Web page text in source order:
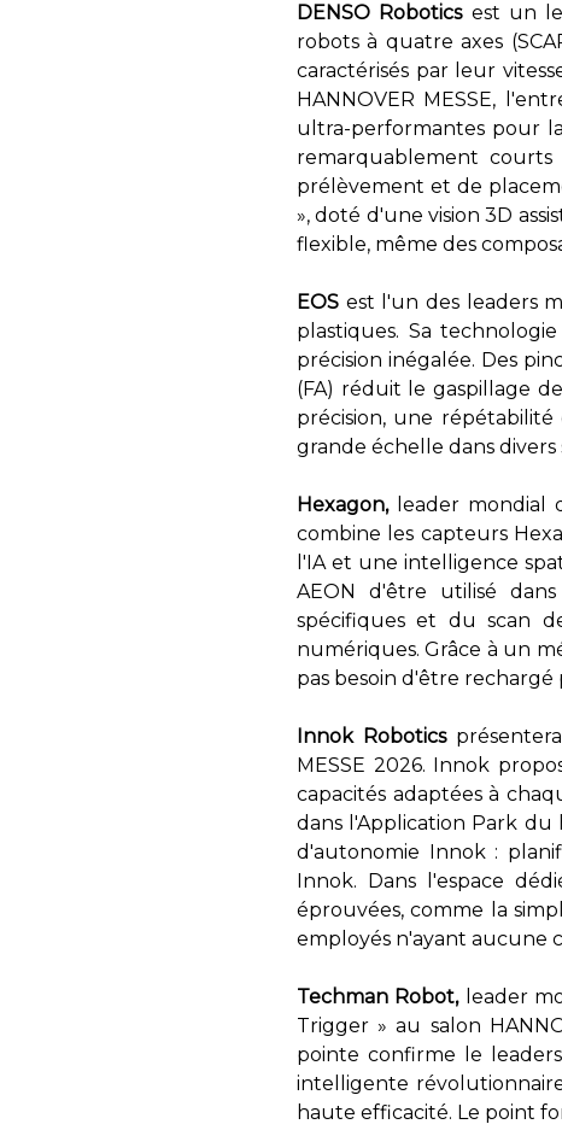
DENSO Roboticsest un
robots à quatre axes
caractérisés par leur
HANNOVER MESSE,
ultra-performantes pour
remarquablement
prélèvement et de
», doté d'une vision 3D
flexible, même des
EOS est l'un des leaders
plastiques. Sa
précision inégalée. Des
(FA) réduit le gaspillage
précision, une
grande échelle dans
Hexagon, leader mondial
combine les capteurs
l'IA et une intelligence
AEON d'être utilisé
spécifiques et du scan
numériques. Grâce à un
pas besoin d'être
Innok Roboticsprésentera
MESSE 2026. Innok
capacités adaptées à
dans l'Application Park
d'autonomie Innok :
Innok. Dans l'espace
éprouvées, comme la
employés n'ayant aucune
Techman Robot,leader
Trigger » au salon
pointe confirme le
intelligente
haute efficacité. Le point